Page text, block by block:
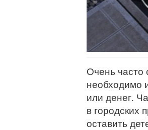
Очень часто
необходимо
или денег.
в городских
оставить